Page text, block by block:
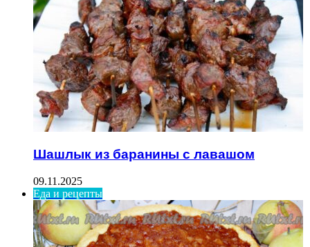
Шашлык из баранины с лавашом
09.11.2025
Еда и рецепты